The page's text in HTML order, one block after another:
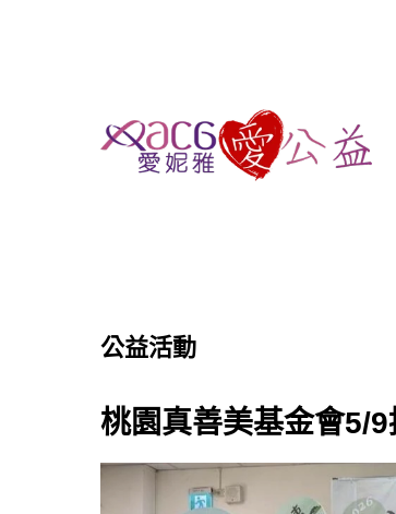
公益活動
桃園真善美基金會5/